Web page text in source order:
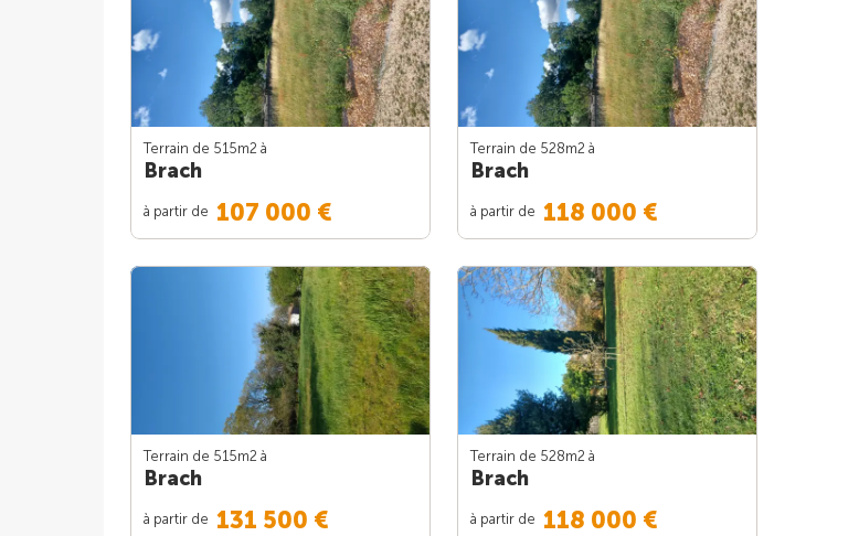
Terrain de 515m2 à
Brach
à partir de 107 000 €
Terrain de 528m2 à
Brach
à partir de 118 000 €
Terrain de 515m2 à
Brach
à partir de 131 500 €
Terrain de 528m2 à
Brach
à partir de 118 000 €